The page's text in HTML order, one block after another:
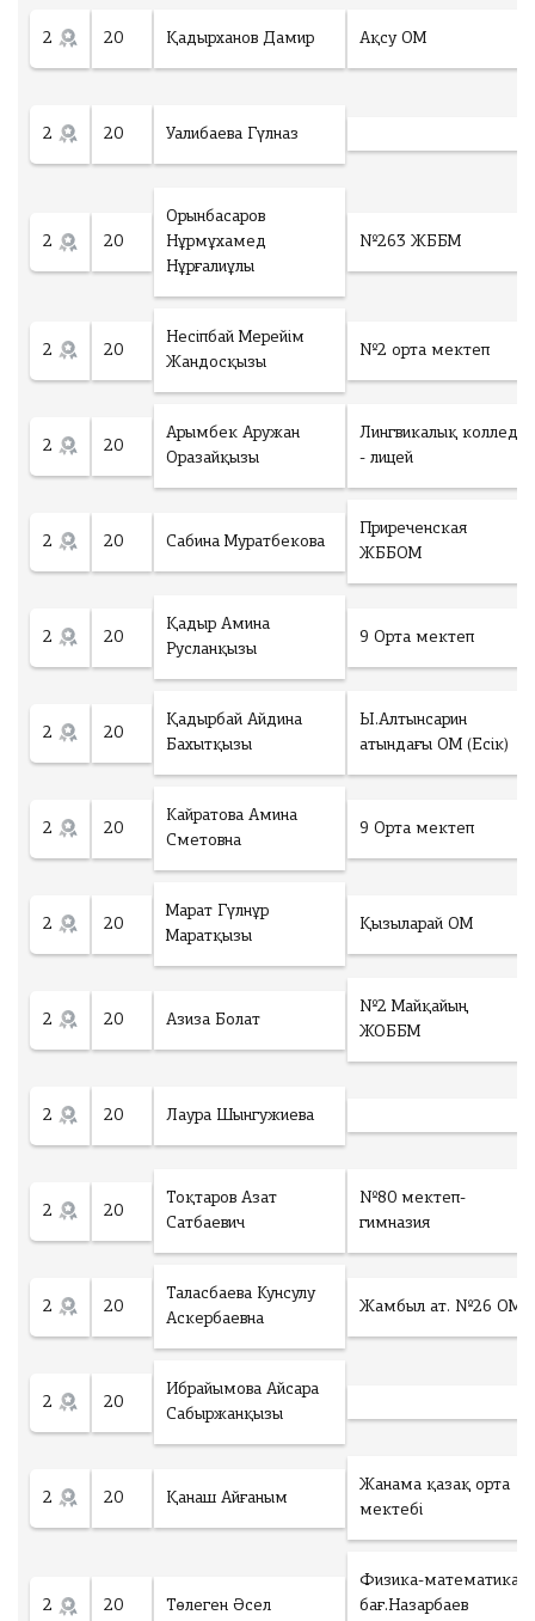
2 20 Қадырханов Дамир Ақсу ОМ
2 20 Уалибаева Гүлназ
2 20
Орынбасаров
Нұрмұхамед
Нұрғалиұлы
№263 ЖББМ
2 20
Несіпбай Мерейім
Жандосқызы
№2 орта мектеп
2 20
Арымбек Аружан
Оразайқызы
Лингвикалық колледж
- лицей
2 20 Сабина Муратбекова
Приреченская
ЖББОМ
2 20
Қадыр Амина
Русланқызы
9 Орта мектеп
2 20
Қадырбай Айдина
Бахытқызы
Ы.Алтынсарин
атындағы ОМ (Есік)
2 20
Кайратова Амина
Сметовна
9 Орта мектеп
2 20
Марат Гүлнұр
Маратқызы
Қызыларай ОМ
2 20 Азиза Болат
№2 Майқайың
ЖОББМ
2 20 Лаура Шынгужиева
2 20
Тоқтаров Азат
Сатбаевич
№80 мектеп-
гимназия
2 20
Таласбаева Кунсулу
Аскербаевна
Жамбыл ат. №26 ОМ
2 20
Ибрайымова Айсара
Сабыржанқызы
2 20 Қанаш Айғаным
Жанама қазақ орта
мектебі
2 20 Төлеген Әсел
Физика-математика
бағ.Назарбаев